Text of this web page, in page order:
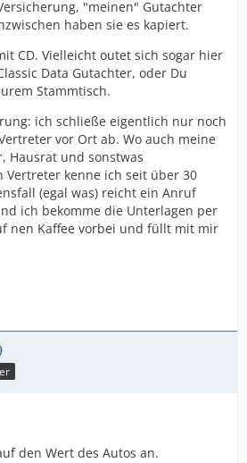
"meinen" Gutachter
haben sie es kapiert.
CD. Vielleicht outet sich sogar hier
Data Gutachter, oder Du
Stammtisch.
ich schließe eigentlich nur noch
vor Ort ab. Wo auch meine
Hausrat und sonstwas
Vertreter kenne ich seit über 30
(egal was) reicht ein Anruf
ich bekomme die Unterlagen per
nen Kaffee vorbei und füllt mit mir
den Wert des Autos an.